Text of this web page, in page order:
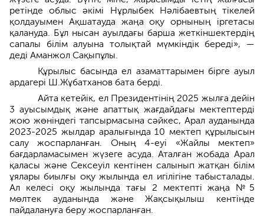
ретінде облыс әкімі Нұрлыбек Нәлібаевтың тікелей
қолдауымен Ақшатауда жаңа оқу орнының іргетасы
қалануда. Бұл нысан ауылдағы барша жеткіншектердің
сапалы білім алуына толықтай мүмкіндік береді», —
деді Аманжол Сақыпұлы.
Құрылыс басында ел азаматтарымен бірге ауыл
ардагері Ш.Жұбатханов бата берді.
Айта кетейік, ел Президентінің 2025 жылға дейін
3 ауысымдық және апаттық жағдайдағы мектептерді
жою жөніндегі тапсырмасына сәйкес, Арал ауданында
2023-2025 жылдар аралығында 10 мектеп құрылысын
салу жоспарланған. Оның 4-еуі «Жайлы мектеп»
бағдарламасымен жүзеге асуда. Аталған жобада Арал
қаласы және Сексеуіл кентінен салынып жатқан білім
ұялары биылғы оқу жылында ел игілігіне табысталады.
Ал келесі оқу жылында тағы 2 мектепті жаңа №5
мөлтек ауданында және Жақсықылыш кентінде
пайдалануға беру жоспарланған.